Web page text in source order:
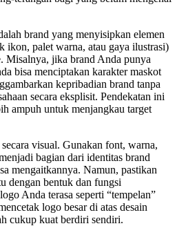
brand yang menyisipkan elemen
ikon, palet warna, atau gaya ilustrasi)
Misalnya, jika brand Anda punya
bisa menciptakan karakter maskot
kepribadian brand tanpa
secara eksplisit. Pendekatan ini
ampuh untuk menjangkau target
visual. Gunakan font, warna,
bagian dari identitas brand
mengaitkannya. Namun, pastikan
dengan bentuk dan fungsi
Anda terasa seperti “tempelan”
logo besar di atas desain
cukup kuat berdiri sendiri.